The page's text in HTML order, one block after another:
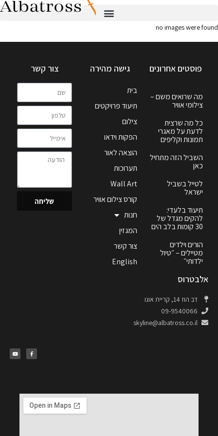
no images were found
פוסטים אחרונים
מה שרואים משם –
צילומי אוויר
כל מה שרצית
לדעת על מאגרי
תמונות וקליפים
השביל הזה מתחיל
כאן
לטייל בשביל
ישראל
תיעוד בלעדי:
להקים מגדל של
30 קומות בלב הים
הורים וילדים
מטיילים – ״טיול
ילדותי״
גישה מהירה
בית
תיעוד פרויקטים
צילום
הפקות וידאו
הוצאה לאור
תערוכות
Wall Art
קורס צילום אוויר
חנות
המגזין
צור קשר
English
צור קשר
שליחה
אלבטרוס
דב הוז 14, קריית אונו
09-9540066
skyline@albatross.co.il